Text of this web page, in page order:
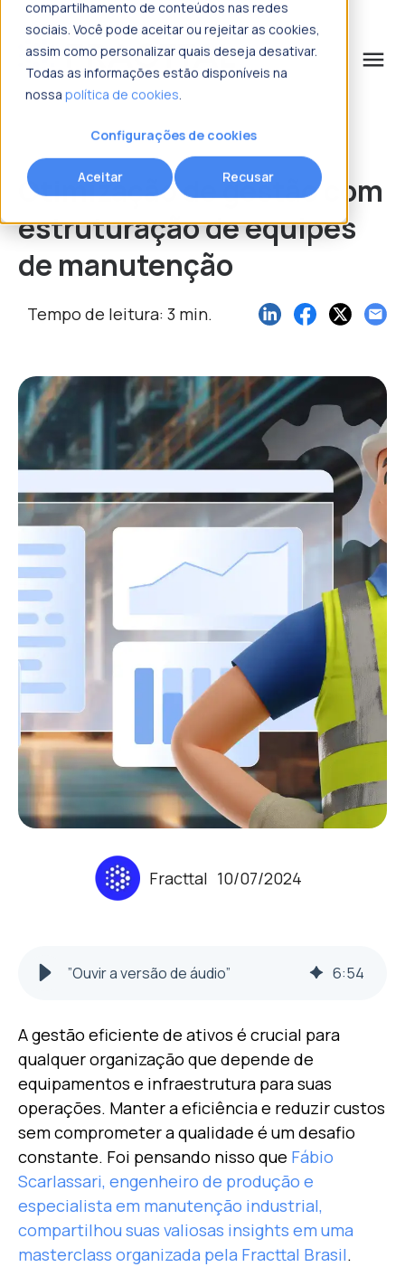
compartilhamento de conteúdos nas redes
sociais. Você pode aceitar ou rejeitar as cookies,
assim como personalizar quais deseja desativar.
Todas as informações estão disponíveis na
nossa política de cookies.
Configurações de cookies
Aceitar Recusar
menu
o que procura?
Otimização de gestão com
estruturação de equipes
de manutenção
Tempo de leitura: 3 min.
Fracttal 10/07/2024
”Ouvir a versão de áudio” 6:54
A gestão eficiente de ativos é crucial para
qualquer organização que depende de
equipamentos e infraestrutura para suas
operações. Manter a eficiência e reduzir custos
sem comprometer a qualidade é um desafio
constante. Foi pensando nisso que Fábio
Scarlassari, engenheiro de produção e
especialista em manutenção industrial,
compartilhou suas valiosas insights em uma
masterclass organizada pela Fracttal Brasil.